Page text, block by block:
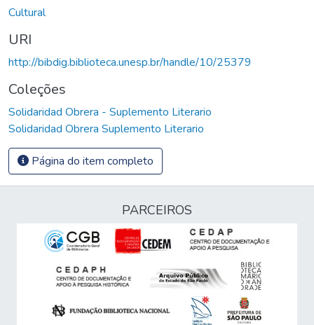
Cultural
URI
http://bibdig.biblioteca.unesp.br/handle/10/25379
Coleções
Solidaridad Obrera - Suplemento Literario
Solidaridad Obrera Suplemento Literario
Página do item completo
PARCEIROS